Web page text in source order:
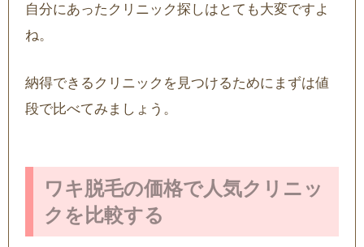
自分にあったクリニック探しはとても大変ですよ
ね。
納得できるクリニックを見つけるためにまずは値
段で比べてみましょう。
ワキ脱毛の価格で人気クリニッ
クを比較する